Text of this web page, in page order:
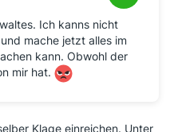
Ich kanns nicht
mache jetzt alles im
kann. Obwohl der
mir hat.
Klage einreichen. Unter